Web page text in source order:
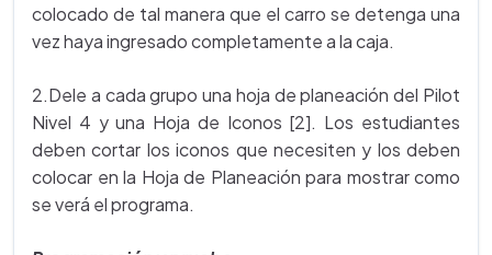
colocado de tal manera que el carro se detenga una
vez haya ingresado completamente a la caja.
2.Dele a cada grupo una hoja de planeación del Pilot
Nivel 4 y una Hoja de Iconos [2]. Los estudiantes
deben cortar los iconos que necesiten y los deben
colocar en la Hoja de Planeación para mostrar como
se verá el programa.